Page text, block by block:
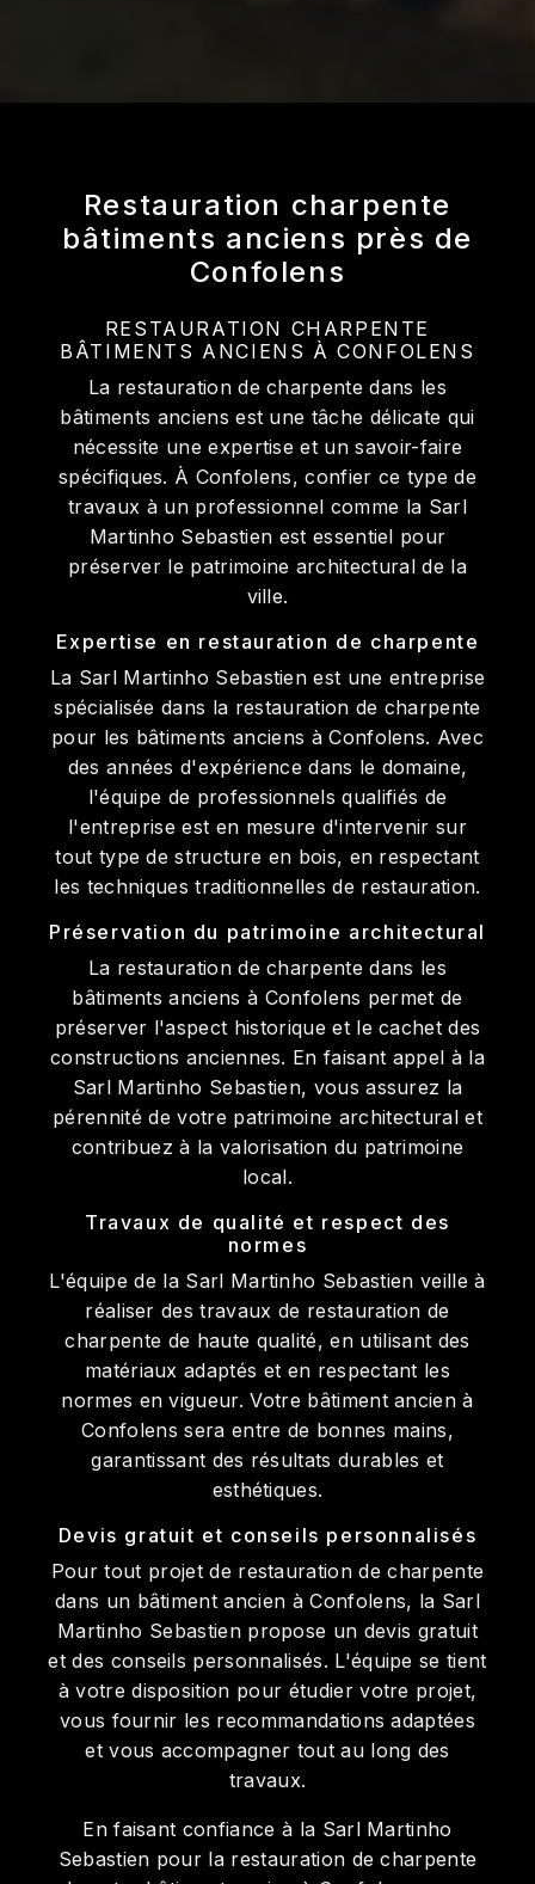
Restauration charpente
bâtiments anciens près de
Confolens
RESTAURATION CHARPENTE
BÂTIMENTS ANCIENS À CONFOLENS
La restauration de charpente dans les
bâtiments anciens est une tâche délicate qui
nécessite une expertise et un savoir-faire
spécifiques. À Confolens, confier ce type de
travaux à un professionnel comme la Sarl
Martinho Sebastien est essentiel pour
préserver le patrimoine architectural de la
ville.
Expertise en restauration de charpente
La Sarl Martinho Sebastien est une entreprise
spécialisée dans la restauration de charpente
pour les bâtiments anciens à Confolens. Avec
des années d'expérience dans le domaine,
l'équipe de professionnels qualifiés de
l'entreprise est en mesure d'intervenir sur
tout type de structure en bois, en respectant
les techniques traditionnelles de restauration.
Préservation du patrimoine architectural
La restauration de charpente dans les
bâtiments anciens à Confolens permet de
préserver l'aspect historique et le cachet des
constructions anciennes. En faisant appel à la
Sarl Martinho Sebastien, vous assurez la
pérennité de votre patrimoine architectural et
contribuez à la valorisation du patrimoine
local.
Travaux de qualité et respect des
normes
L'équipe de la Sarl Martinho Sebastien veille à
réaliser des travaux de restauration de
charpente de haute qualité, en utilisant des
matériaux adaptés et en respectant les
normes en vigueur. Votre bâtiment ancien à
Confolens sera entre de bonnes mains,
garantissant des résultats durables et
esthétiques.
Devis gratuit et conseils personnalisés
Pour tout projet de restauration de charpente
dans un bâtiment ancien à Confolens, la Sarl
Martinho Sebastien propose un devis gratuit
et des conseils personnalisés. L'équipe se tient
à votre disposition pour étudier votre projet,
vous fournir les recommandations adaptées
et vous accompagner tout au long des
travaux.
En faisant confiance à la Sarl Martinho
Sebastien pour la restauration de charpente